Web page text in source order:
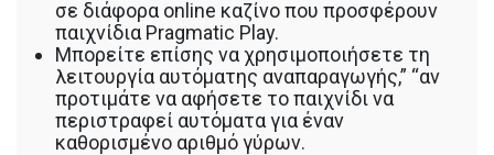
σε διάφορα online καζίνο που προσφέρουν
παιχνίδια Pragmatic Play.
Μπορείτε επίσης να χρησιμοποιήσετε τη
λειτουργία αυτόματης αναπαραγωγής,” “αν
προτιμάτε να αφήσετε το παιχνίδι να
περιστραφεί αυτόματα για έναν
καθορισμένο αριθμό γύρων.